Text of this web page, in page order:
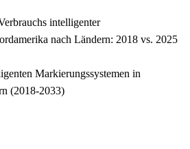
intelligenter
nach Ländern: 2018 vs. 2025
Markierungssystemen in
(2018-2033)